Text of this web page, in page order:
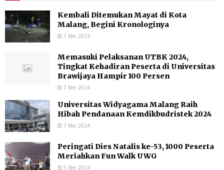
Kembali Ditemukan Mayat di Kota
Malang, Begini Kronologinya
7 Mei 2024
Memasuki Pelaksanan UTBK 2024,
Tingkat Kehadiran Peserta di Universitas
Brawijaya Hampir 100 Persen
7 Mei 2024
Universitas Widyagama Malang Raih
Hibah Pendanaan Kemdikbudristek 2024
7 Mei 2024
Peringati Dies Natalis ke-53, 1000 Peserta
Meriahkan Fun Walk UWG
5 Mei 2024